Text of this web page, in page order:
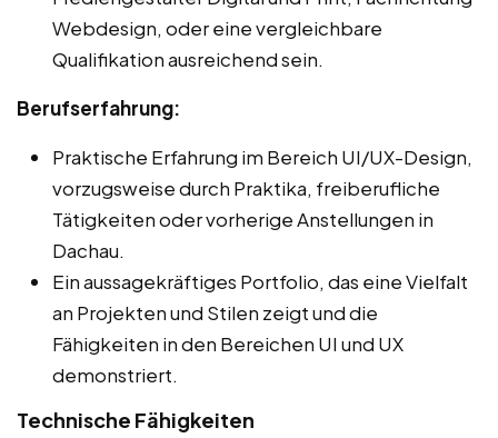
Webdesign, oder eine vergleichbare
Qualifikation ausreichend sein.
Berufserfahrung:
Praktische Erfahrung im Bereich UI/UX-Design,
vorzugsweise durch Praktika, freiberufliche
Tätigkeiten oder vorherige Anstellungen in
Dachau.
Ein aussagekräftiges Portfolio, das eine Vielfalt
an Projekten und Stilen zeigt und die
Fähigkeiten in den Bereichen UI und UX
demonstriert.
Technische Fähigkeiten